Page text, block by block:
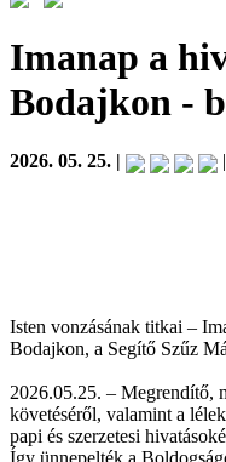
Imanap a
Bodajkon -
2026. 05. 25. |
Isten vonzásának titkai –
Bodajkon, a Segítő Szűz
2026.05.25. – Megrendítő,
követéséről, valamint a
papi és szerzetesi
Így ünnepelték a